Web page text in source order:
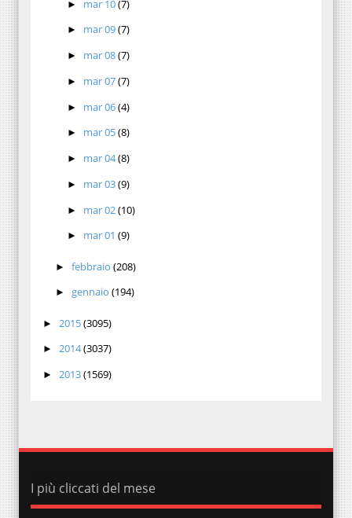
► mar 10(7)
► mar 09(7)
► mar 08(7)
► mar 07(7)
► mar 06(4)
► mar 05(8)
► mar 04(8)
► mar 03(9)
► mar 02(10)
► mar 01(9)
► febbraio (208)
► gennaio (194)
► 2015(3095)
► 2014(3037)
► 2013(1569)
I più cliccati del mese